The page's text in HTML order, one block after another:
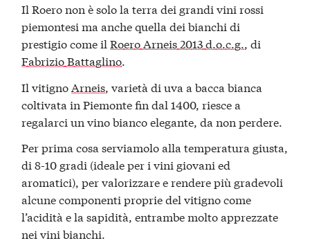
Il Roero non è solo la terra dei grandi vini rossi
piemontesi ma anche quella dei bianchi di
prestigio come ilRoero Arneis 2013 d.o.c.g., di
Fabrizio Battaglino.
Il vitigno Arneis , varietà di uva a bacca bianca
coltivata in Piemonte fin dal 1400, riesce a
regalarci un vino bianco elegante, da non perdere.
Per prima cosa serviamolo alla temperatura giusta,
di 8-10 gradi (ideale per i vini giovani ed
aromatici), per valorizzare e rendere più gradevoli
alcune componenti proprie del vitigno come
l’acidità e la sapidità, entrambe molto apprezzate
nei vini bianchi.